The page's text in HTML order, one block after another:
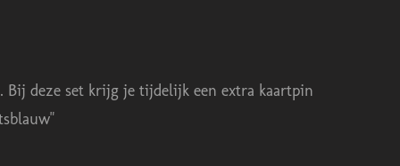
Bij deze set krijg je tijdelijk een extra kaartpin